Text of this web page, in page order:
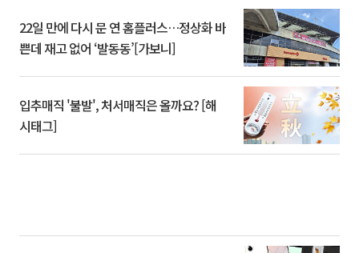
22일 만에 다시 문 연 홈플러스…정상화 바
쁜데 재고 없어 ‘발동동’[가보니]
입추매직 '불발', 처서매직은 올까요? [해
시태그]